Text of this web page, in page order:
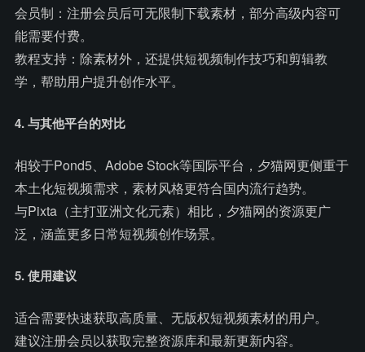
会员制：注册会员后可无限制下载素材，部分高级内容可
能需要付费。
教程支持：除素材外，还提供短视频制作技巧和剪辑教
学，帮助用户提升创作水平。
4. 与其他平台的对比
相较于Pond5、Adobe Stock等国际平台，夕猫网更侧重于
本土化短视频需求，素材风格更符合国内流行趋势。
与Pixta（主打亚洲文化元素）相比，夕猫网的资源更广
泛，涵盖更多日常短视频创作场景。
5. 使用建议
适合需要快速获取高质量、无版权短视频素材的用户。
建议注册会员以获取完整资源库和最新更新内容。